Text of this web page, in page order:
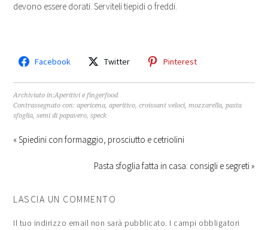
devono essere dorati. Serviteli tiepidi o freddi.
Facebook Twitter Pinterest
Archiviato in:Aperitivi e fingerfood
Contrassegnato con:apericena,aperitivo,croissant veloci,mozzarella,pasta
sfoglia,semi di papavero,speck
« Spiedini con formaggio, prosciutto e cetriolini
Pasta sfoglia fatta in casa: consigli e segreti »
LASCIA UN COMMENTO
Il tuo indirizzo email non sarà pubblicato. I campi obbligatori